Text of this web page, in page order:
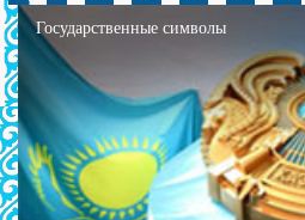
Государственные символы